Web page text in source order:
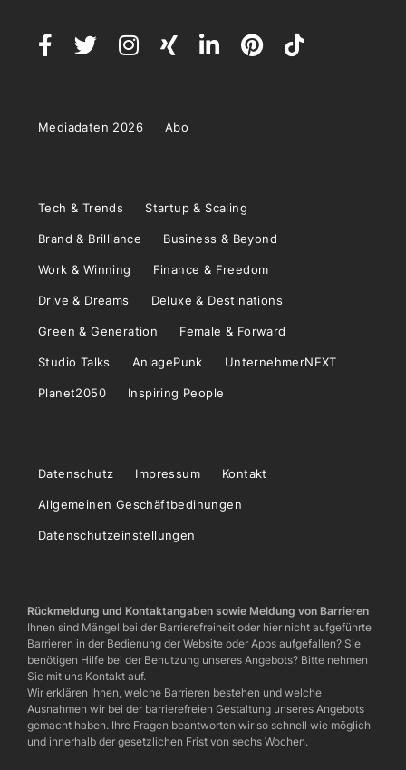
Mediadaten 2026 Abo
Tech & Trends Startup & Scaling
Brand & Brilliance Business & Beyond
Work & Winning Finance & Freedom
Drive & Dreams Deluxe & Destinations
Green & Generation Female & Forward
Studio Talks AnlagePunk UnternehmerNEXT
Planet2050 Inspiring People
Datenschutz Impressum Kontakt
Allgemeinen Geschäftbedinungen
Datenschutzeinstellungen
Rückmeldung und Kontaktangaben sowie Meldung von Barrieren
Ihnen sind Mängel bei der Barrierefreiheit oder hier nicht aufgeführte
Barrieren in der Bedienung der Website oder Apps aufgefallen? Sie
benötigen Hilfe bei der Benutzung unseres Angebots? Bitte nehmen
Sie mit uns Kontakt auf.
Wir erklären Ihnen, welche Barrieren bestehen und welche
Ausnahmen wir bei der barrierefreien Gestaltung unseres Angebots
gemacht haben. Ihre Fragen beantworten wir so schnell wie möglich
und innerhalb der gesetzlichen Frist von sechs Wochen.